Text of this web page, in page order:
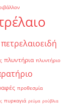
πετρελαιοειδή
πλυντήρια πλυντήριο
προθεσμία
πυρκαγιά ρεύμα ρούβλια